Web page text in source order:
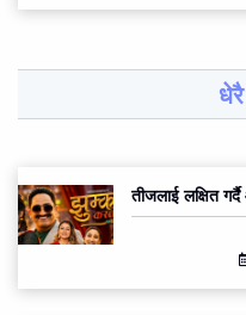
तीजलाई लक्षित